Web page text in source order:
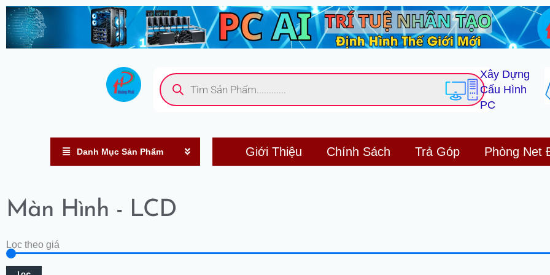
Nhảy
tới
Tìm
kiếm
sản
phẩm
Xây Dựng
Cấu Hình
PC
Danh Mục Sản Phẩm Giới Thiệu Chính Sách Trả Góp Phòng Net
Màn Hình - LCD
Lọc theo giá